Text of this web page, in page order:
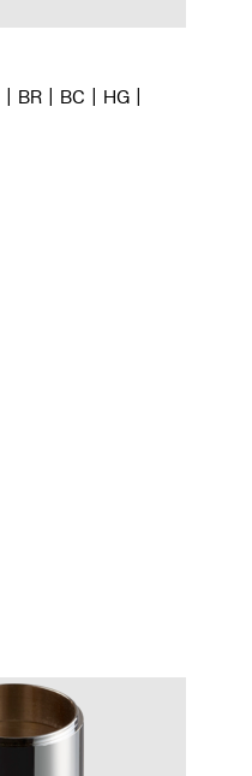
BR BC
HG